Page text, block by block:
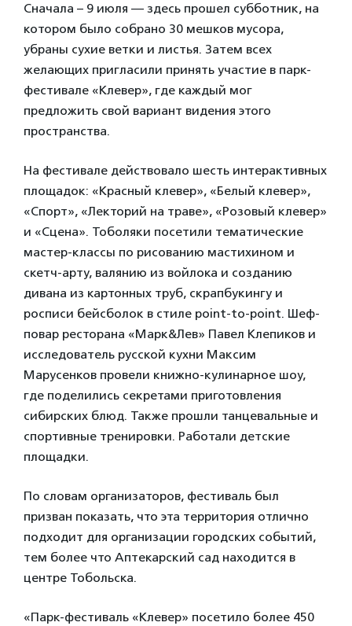
Сначала – 9 июля — здесь прошел субботник, на
котором было собрано 30 мешков мусора,
убраны сухие ветки и листья. Затем всех
желающих пригласили принять участие в парк-
фестивале «Клевер», где каждый мог
предложить свой вариант видения этого
пространства.
На фестивале действовало шесть интерактивных
площадок: «Красный клевер», «Белый клевер»,
«Спорт», «Лекторий на траве», «Розовый клевер»
и «Сцена». Тоболяки посетили тематические
мастер-классы по рисованию мастихином и
скетч-арту, валянию из войлока и созданию
дивана из картонных труб, скрапбукингу и
росписи бейсболок в стиле point-to-point. Шеф-
повар ресторана «Марк&Лев» Павел Клепиков и
исследователь русской кухни Максим
Марусенков провели книжно-кулинарное шоу,
где поделились секретами приготовления
сибирских блюд. Также прошли танцевальные и
спортивные тренировки. Работали детские
площадки.
По словам организаторов, фестиваль был
призван показать, что эта территория отлично
подходит для организации городских событий,
тем более что Аптекарский сад находится в
центре Тобольска.
«Парк-фестиваль «Клевер» посетило более 450